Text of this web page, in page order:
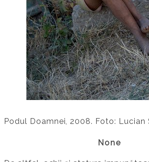
Podul Doamnei, 2008. Foto: Lucian
None